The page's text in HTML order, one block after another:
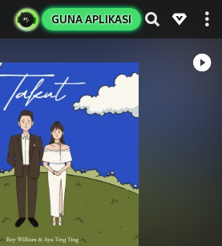
GUNA APLIKASI